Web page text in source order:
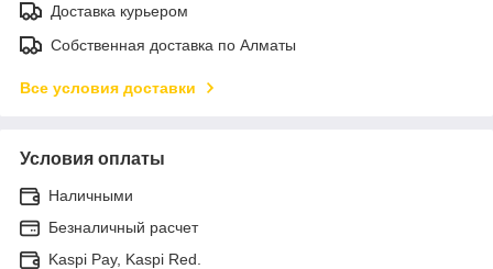
Доставка курьером
Собственная доставка по Алматы
Все условия доставки
Условия оплаты
Наличными
Безналичный расчет
Kaspi Pay, Kaspi Red.